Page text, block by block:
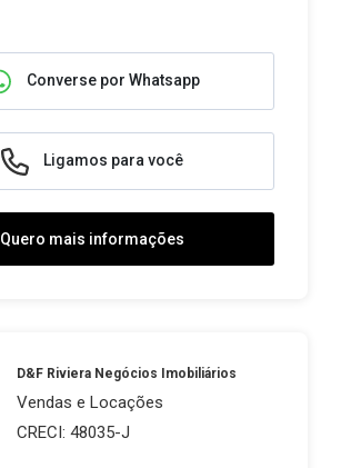
Converse por Whatsapp
Ligamos para você
Quero mais informações
D&F Riviera Negócios Imobiliários
Vendas e Locações
CRECI: 48035-J